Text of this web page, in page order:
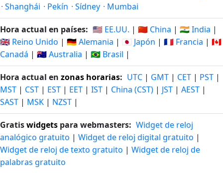
· Shanghái · Pekín · Sídney · Mumbai
Hora actual en países: 🇺🇸 EE.UU. | 🇨🇳 China | 🇮🇳 India |
🇬🇧 Reino Unido | 🇩🇪 Alemania | 🇯🇵 Japón | 🇫🇷 Francia | 🇨🇦
Canadá | 🇦🇺 Australia | 🇧🇷 Brasil |
Hora actual en zonas horarias: UTC | GMT | CET | PST |
MST | CST | EST | EET | IST | China (CST) | JST | AEST |
SAST | MSK | NZST |
Gratiswidgets para webmasters: Widget de reloj
analógico gratuito | Widget de reloj digital gratuito |
Widget de reloj de texto gratuito | Widget de reloj de
palabras gratuito